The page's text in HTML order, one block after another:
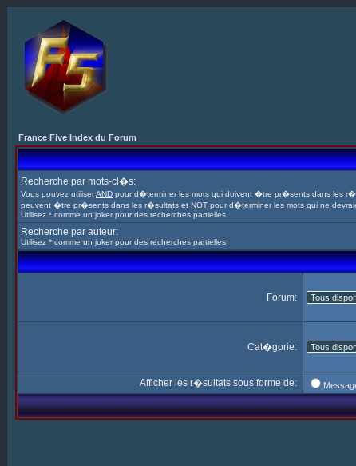
France Five Index du Forum
Recherche par mots-cl�s:
Vous pouvez utiliserAND pour d�terminer les mots qui doivent �tre pr�sents dans les
peuvent �tre pr�sents dans les r�sultats et NOT pour d�terminer les mots qui ne
Utilisez * comme un joker pour des recherches partielles
Recherche par auteur:
Utilisez * comme un joker pour des recherches partielles
Forum:
Cat�gorie:
Afficher les r�sultats sous forme de: